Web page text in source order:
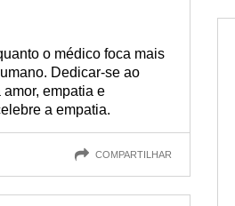
o médico foca mais
Dedicar-se ao
empatia e
a empatia.
COMPARTILHAR